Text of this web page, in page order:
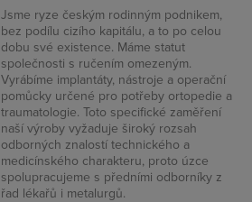
Jsme ryze českým rodinným podnikem,
bez podílu cizího kapitálu, a to po celou
dobu své existence. Máme statut
společnosti s ručením omezeným.
Vyrábíme implantáty, nástroje a operační
pomůcky určené pro potřeby ortopedie a
traumatologie. Toto specifické zaměření
naší výroby vyžaduje široký rozsah
odborných znalostí technického a
medicínského charakteru, proto úzce
spolupracujeme s předními odborníky z
řad lékařů i metalurgů.